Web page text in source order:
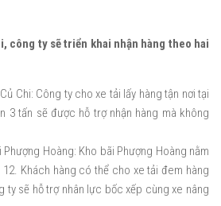
công ty sẽ triển khai nhận hàng theo hai
Chi: Công ty cho xe tải lấy hàng tận nơi tại
3 tấn sẽ được hỗ trợ nhận hàng mà không
Phượng Hoàng: Kho bãi Phượng Hoàng nằm
12. Khách hàng có thể cho xe tải đem hàng
ty sẽ hỗ trợ nhân lực bốc xếp cùng xe nâng